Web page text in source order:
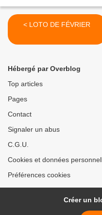
< LOTO DE FÉVRIER
Hébergé par Overblog
Top articles
Pages
Contact
Signaler un abus
C.G.U.
Cookies et données
Préférences cookies
Créer un